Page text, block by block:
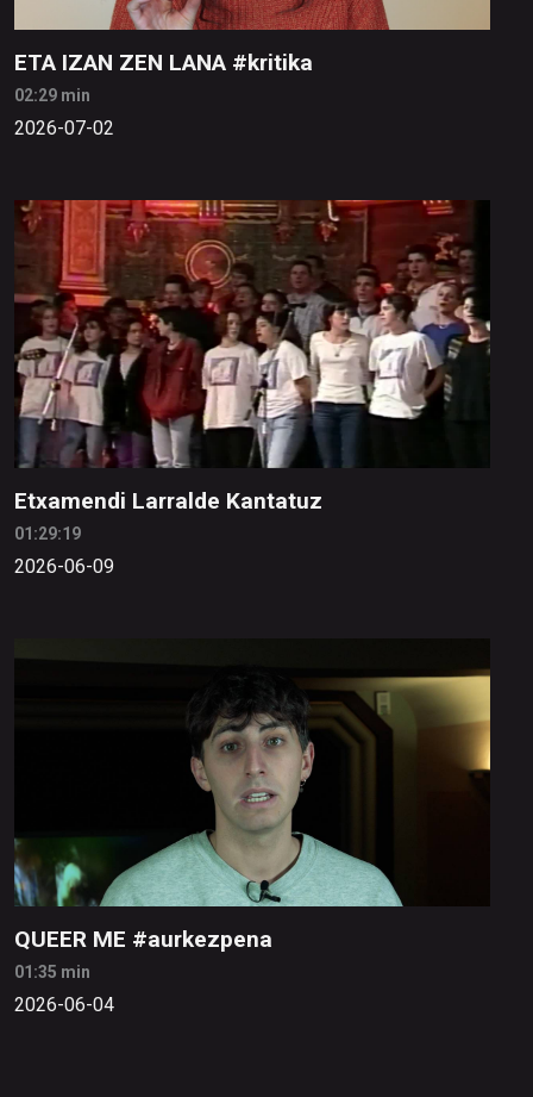
ETA IZAN ZEN LANA #kritika
02:29 min
2026-07-02
Etxamendi Larralde Kantatuz
01:29:19
2026-06-09
QUEER ME #aurkezpena
01:35 min
2026-06-04